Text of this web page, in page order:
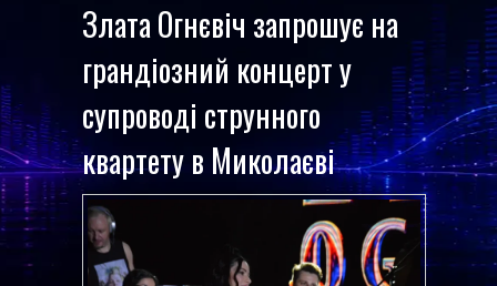
Злата Огнєвіч запрошує на
грандіозний концерт у
супроводі струнного
квартету в Миколаєві